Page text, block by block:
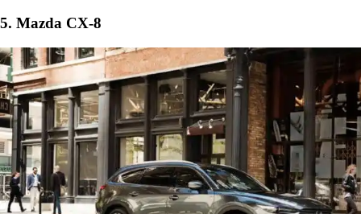
5. Mazda CX-8